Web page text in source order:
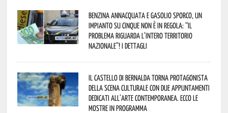
Benzina annacquata e gasolio sporco, un
impianto su cinque non è in regola: “il
problema riguarda l’intero territorio
Nazionale”! I dettagli
Il Castello di Bernalda torna protagonista
della scena culturale con due appuntamenti
dedicati all’arte contemporanea. Ecco le
mostre in programma